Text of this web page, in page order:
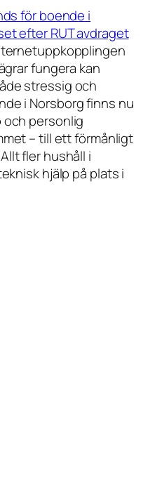
för boende i
efter RUT avdraget
fungera kan
stressig och
i Norsborg finns nu
personlig
– till ett förmånligt
fler hushåll i
hjälp på plats i